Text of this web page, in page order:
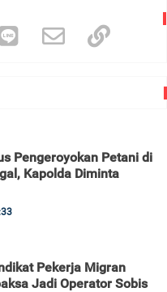
Pengeroyokan Petani di
Kapolda Diminta
Pekerja Migran
Jadi Operator Sobis